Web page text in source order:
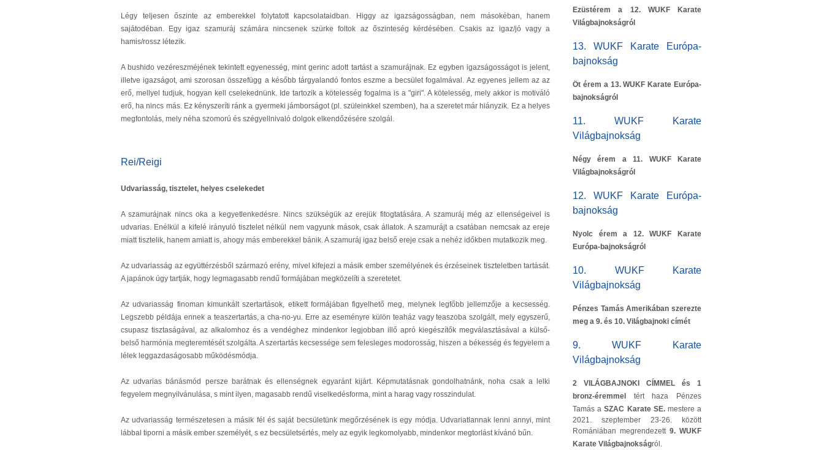
Légy teljesen őszinte az emberekkel folytatott kapcsolataidban. Higgy az igazságosságban, nem másokéban, hanem
sajátodéban. Egy igaz szamuráj számára nincsenek szürke foltok az őszinteség kérdésében. Csakis az igaz/jó vagy a
hamis/rossz létezik.
A bushido vezéreszméjének tekintett egyenesség, mint gerinc adott tartást a szamurájnak. Ez egyben igazságosságot is jelent,
illetve igazságot, ami szorosan összefügg a később tárgyalandó fontos eszme a becsület fogalmával. Az egyenes jellem az az
erő, mellyel tudjuk, hogyan kell cselekednünk. Ide tartozik a kötelesség fogalma is a "giri". A kötelesség, mely akkor is motiváló
erő, ha nincs más. Ez kényszeríti ránk a gyermeki jámborságot (pl. szüleinkkel szemben), ha a szeretet már hiányzik. Ez a helyes
megfontolás, mely néha szomorú és szégyellnivaló dolgok elkendőzésére szolgál.
Rei/Reigi
Udvariasság, tisztelet, helyes cselekedet
A szamurájnak nincs oka a kegyetlenkedésre. Nincs szükségük az erejük fitogtatására. A szamuráj még az ellenségeivel is
udvarias. Enélkül a kifelé irányuló tisztelet nélkül nem vagyunk mások, csak állatok. A szamurájt a csatában nemcsak az ereje
miatt tisztelik, hanem amiatt is, ahogy más emberekkel bánik. A szamuráj igaz belső ereje csak a nehéz időkben mutatkozik meg.
Az udvariasság az együttérzésből származó erény, mivel kifejezi a másik ember személyének és érzéseinek tiszteletben tartását.
A japánok úgy tartják, hogy legmagasabb rendű formájában megközelíti a szeretetet.
Az udvariasság finoman kimunkált szertartások, etikett formájában figyelhető meg, melynek legfőbb jellemzője a kecsesség.
Legszebb példája ennek a teaszertartás, a cha-no-yu. Erre az eseményre külön teaház vagy teaszoba szolgált, mely egyszerű,
csupasz tisztaságával, az alkalomhoz és a vendéghez mindenkor legjobban illő apró kiegészítők megválasztásával a külső-
belső harmónia megteremtését szolgálta. A szertartás kecsessége sem felesleges modorosság, hiszen a békesség és fegyelem a
lélek leggazdaságosabb működésmódja.
Az udvarias bánásmód persze barátnak és ellenségnek egyaránt kijárt. Képmutatásnak gondolhatnánk, noha csak a lelki
fegyelem megnyilvánulása, s mint ilyen, magasabb rendű viselkedésforma, mint a harag vagy rosszindulat.
Az udvariasság természetesen a másik fél és saját becsületünk megőrzésének is egy módja. Udvariatlannak lenni annyi, mint
lábbal tiporni a másik ember személyét, s ez becsületsértés, mely az egyik legkomolyabb, mindenkor megtorlást kívánó bűn.
Ezüstérem a 12. WUKF Karate
Világbajnokságról
13. WUKF Karate Európa-
bajnokság
Öt érem a 13. WUKF Karate Európa-
bajnokságról
11. WUKF Karate
Világbajnokság
Négy érem a 11. WUKF Karate
Világbajnokságról
12. WUKF Karate Európa-
bajnokság
Nyolc érem a 12. WUKF Karate
Európa-bajnokságról
10. WUKF Karate
Világbajnokság
Pénzes Tamás Amerikában szerezte
meg a 9. és 10. Világbajnoki címét
9. WUKF Karate
Világbajnokság
2 VILÁGBAJNOKI CÍMMEL és 1
bronz-éremmel tért haza Pénzes
Tamás aSZAC Karate SE.mestere a
2021. szeptember 23-26. között
Romániában megrendezett 9. WUKF
Karate Világbajnokságról.